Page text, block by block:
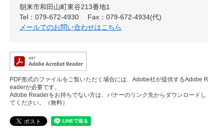
朝来市和田山町東谷213番地1
Tel：079-672-4930
Fax：079-672-4934(代)
メールでのお問い合わせはこちら
PDF形式のファイルをご覧いただく場合には、Adobe社が提供するAdobe R
eaderが必要です。
Adobe Readerをお持ちでない方は、バナーのリンク先からダウンロードし
てください。（無料）